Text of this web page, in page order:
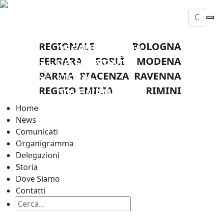
NAZIONALE
DILETTANTI
DELEGAZIONE
PROVINCIALE
ORGANIGRAMMA
DELEGAZIONI
STORIA
DOVE SIAMO
REGIONALE
BOLOGNA
FERRARA
FORLÌ
MODENA
PARMA PIACENZA RAVENNA
REGGIO EMILIA
RIMINI
Home
News
Comunicati
Organigramma
Delegazioni
Storia
Dove Siamo
Contatti